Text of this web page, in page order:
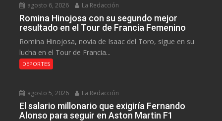
agosto 6, 2026 La Redacción
Romina Hinojosa con su segundo mejor
resultado en el Tour de Francia Femenino
Romina Hinojosa, novia de Isaac del Toro, sigue en su
lucha en el Tour de Francia...
DEPORTES
agosto 5, 2026 La Redacción
El salario millonario que exigiría Fernando
Alonso para seguir en Aston Martin F1